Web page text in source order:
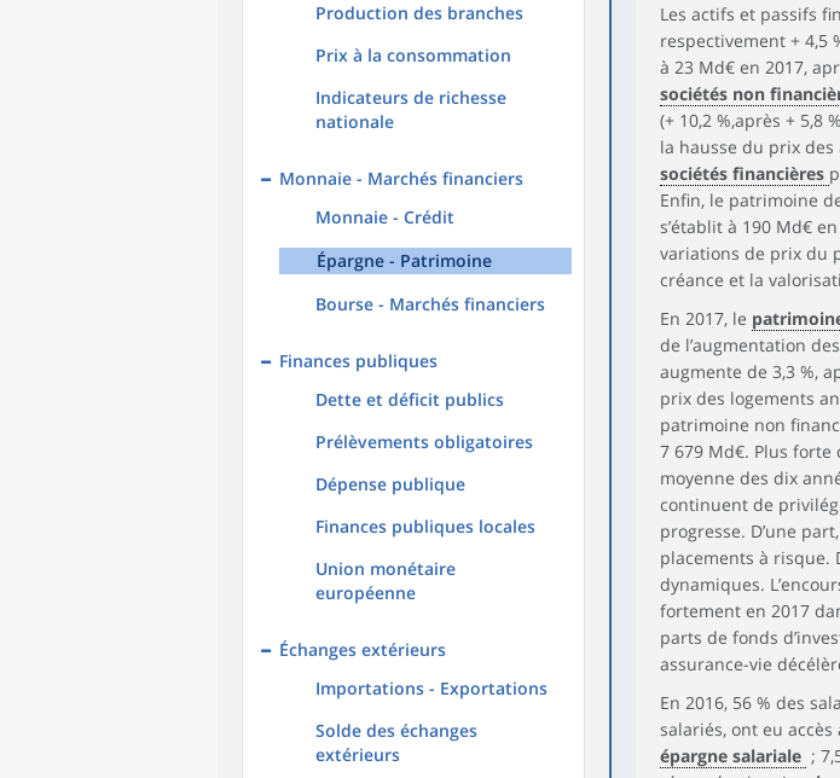
Production des branches
Prix à la consommation
Indicateurs de richesse
nationale
Monnaie - Marchés financiers
Monnaie - Crédit
Épargne - Patrimoine
Bourse - Marchés financiers
Finances publiques
Dette et déficit publics
Prélèvements obligatoires
Dépense publique
Finances publiques locales
Union monétaire
européenne
Échanges extérieurs
Importations - Exportations
Solde des échanges
extérieurs
Les actifs et passifs
respectivement + 4,5
à 23 Md€ en 2017,
sociétés non
(+ 10,2 %,après + 5,8
la hausse du prix des
sociétés financières
Enfin, le patrimoine
s’établit à 190 Md€
variations de prix du
créance et la
En 2017, le
de l’augmentation
augmente de 3,3 %,
prix des logements
patrimoine non
7 679 Md€. Plus forte
moyenne des dix
continuent de
progresse. D’une
placements à risque.
dynamiques.
fortement en 2017
parts de fonds
assurance-vie
En 2016, 56 % des
salariés, ont eu
épargne salariale ;